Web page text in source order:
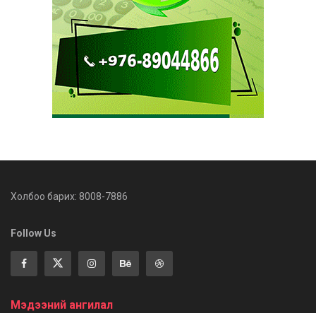
Холбоо барих: 8008-7886
Follow Us
Мэдээний ангилал